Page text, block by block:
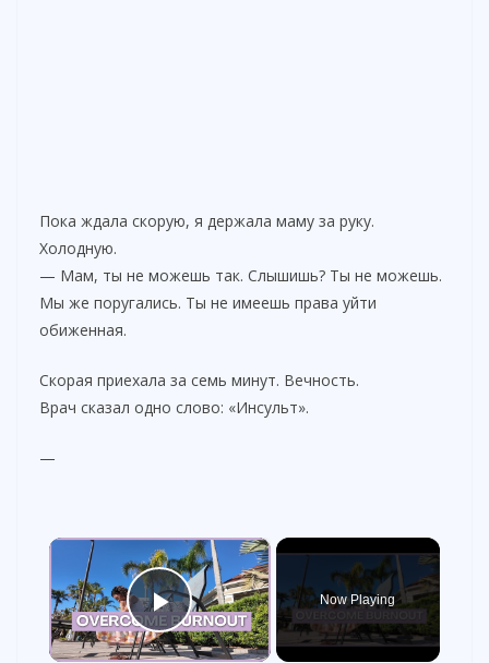
Пока ждала скорую, я держала маму за руку.
Холодную.
— Мам, ты не можешь так. Слышишь? Ты не можешь.
Мы же поругались. Ты не имеешь права уйти
обиженная.
Скорая приехала за семь минут. Вечность.
Врач сказал одно слово: «Инсульт».
—
×
Play Video
Now Playing